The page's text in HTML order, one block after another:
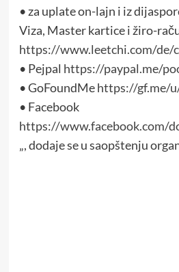
• za uplate on-lajn i iz
Viza, Master kartice i žiro-
https://www.leetchi.com/de/
• Pejpal https://paypal.me/
• GoFoundMehttps://gf.me/
• Facebook
https://www.facebook.com/
„, dodaje se u saopštenju